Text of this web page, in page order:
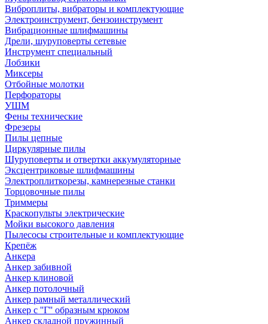
Виброплиты, вибраторы и комплектующие
Электроинструмент, бензоинструмент
Вибрационные шлифмашины
Дрели, шуруповерты сетевые
Инструмент специальный
Лобзики
Миксеры
Отбойные молотки
Перфораторы
УШМ
Фены технические
Фрезеры
Пилы цепные
Циркулярные пилы
Шуруповерты и отвертки аккумуляторные
Эксцентриковые шлифмашины
Электроплиткорезы, камнерезные станки
Торцовочные пилы
Триммеры
Краскопульты электрические
Мойки высокого давления
Пылесосы строительные и комплектующие
Крепёж
Анкера
Анкер забивной
Анкер клиновой
Анкер потолочный
Анкер рамный металлический
Анкер с ''Г'' образным крюком
Анкер складной пружинный